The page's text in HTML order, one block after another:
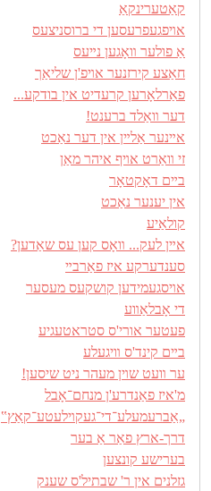
קאַטערינקאַ
אױפגעפרעסען די ברוסניצעס
אַ פולער װאָגען נײעס
חאַצע קירזנער אױפ'ן שליאַך
פאַרלאָרען קרעדיט אין בודקע...
דער װאַלד ברענט!
אײנער אַלײן אין דער נאַכט
זי װאַרט אױף איהר מאַן
בײם דאָקטאָר
אין יענער נאַכט
קולאַיע
אײן לעק... װאָס קען עס שאַדען?
סענדערקע איז פאַרבײ
אױסגעמידען קושקעס מעסער
די אָבלאַװע
פעטער אורי'ס סטראטעגיע
בײם קינד'ס װיגעלע
ער װעט שױן מעהר ניט שיסען!
מ'איז פאַנדרע'ן מנחם־אָבל
„אַברעמעלע־די־געקױלעטע־קאַץ‟
דרך-ארץ פאַר אַ בער
בערישע קונצען
גזלנים אין ר' שבתיל'ס שענק